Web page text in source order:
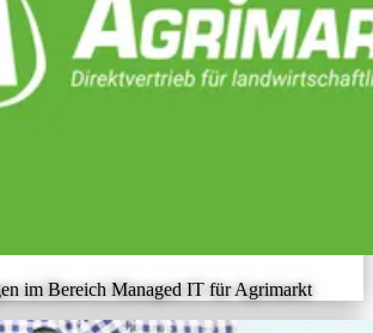
im Bereich Managed IT für Agrimarkt